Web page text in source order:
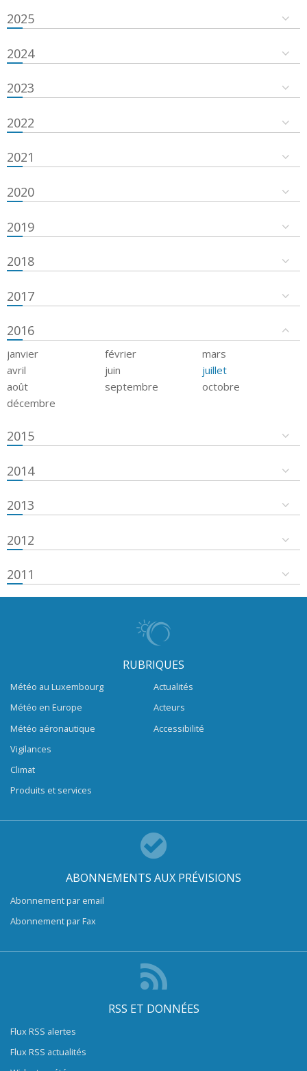
2025
2024
2023
2022
2021
2020
2019
2018
2017
2016
janvier février
mars
avril
juin
juillet
août
septembre
octobre
décembre
2015
2014
2013
2012
2011
RUBRIQUES
Météo au Luxembourg
Météo en Europe
Météo aéronautique
Vigilances
Climat
Produits et services
Actualités
Acteurs
Accessibilité
ABONNEMENTS AUX PRÉVISIONS
Abonnement par email
Abonnement par Fax
RSS ET DONNÉES
Flux RSS alertes
Flux RSS actualités